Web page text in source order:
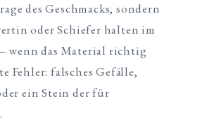
des Geschmacks, sondern
oder Schiefer halten im
wenn das Material richtig
Fehler: falsches Gefälle,
ein Stein der für